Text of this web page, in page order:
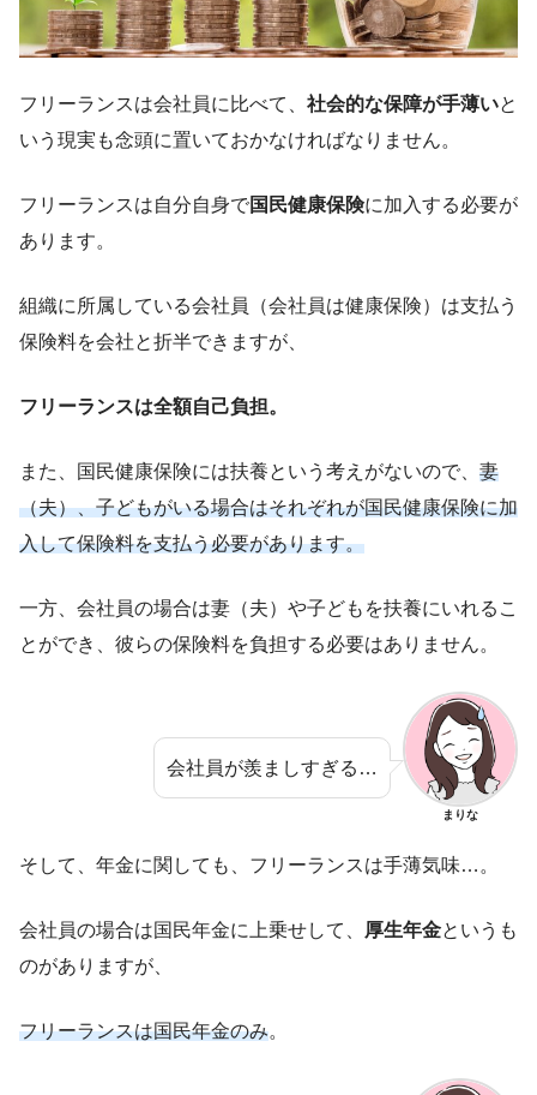
フリーランスは会社員に比べて、 社会的な保障が手薄いと
いう現実も念頭に置いておかなければなりません。
フリーランスは自分自身で国民健康保険に加入する必要が
あります。
組織に所属している会社員（会社員は健康保険）は支払う
保険料を会社と折半できますが、
フリーランスは全額自己負担。
また、国民健康保険には扶養という考えがないので、 妻
（夫）、子どもがいる場合はそれぞれが国民健康保険に加
入して保険料を支払う必要があります。
一方、会社員の場合は妻（夫）や子どもを扶養にいれるこ
とができ、彼らの保険料を負担する必要はありません。
会社員が羨ましすぎる…
まりな
そして、年金に関しても、フリーランスは手薄気味…。
会社員の場合は国民年金に上乗せして、 厚生年金というも
のがありますが、
フリーランスは国民年金のみ。